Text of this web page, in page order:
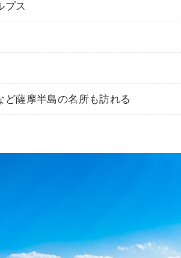
プス
薩摩半島の名所も訪れる